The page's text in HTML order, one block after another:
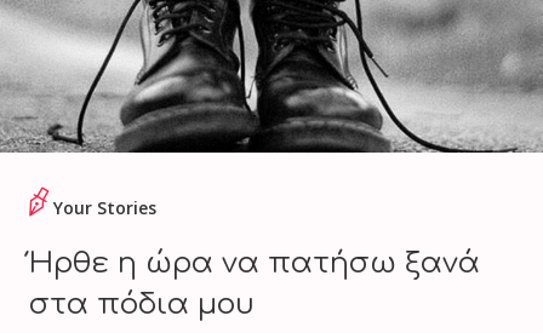
Your Stories
Ήρθε η ώρα να πατήσω ξανά
στα πόδια μου